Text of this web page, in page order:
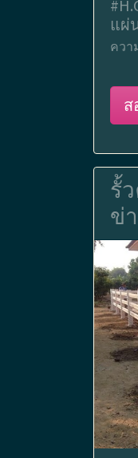
แผ่
ควา
ส
รั้
ข่